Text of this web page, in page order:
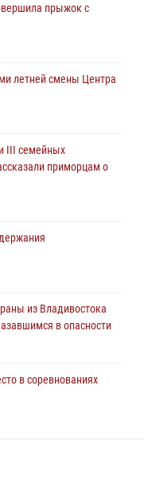
храме – Главном
семейных
прыжок с
летней смены Центра
III семейных
приморцам о
из Владивостока
в опасности
в соревнованиях